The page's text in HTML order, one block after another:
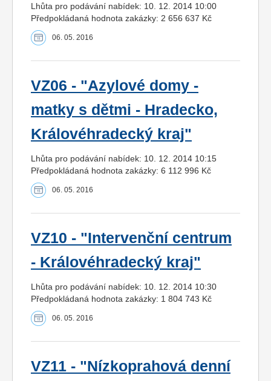
Lhůta pro podávání nabídek: 10. 12. 2014 10:00
Předpokládaná hodnota zakázky: 2 656 637 Kč
06. 05. 2016
VZ06 - "Azylové domy -
matky s dětmi - Hradecko,
Královéhradecký kraj"
Lhůta pro podávání nabídek: 10. 12. 2014 10:15
Předpokládaná hodnota zakázky: 6 112 996 Kč
06. 05. 2016
VZ10 - "Intervenční centrum
- Královéhradecký kraj"
Lhůta pro podávání nabídek: 10. 12. 2014 10:30
Předpokládaná hodnota zakázky: 1 804 743 Kč
06. 05. 2016
VZ11 - "Nízkoprahová denní